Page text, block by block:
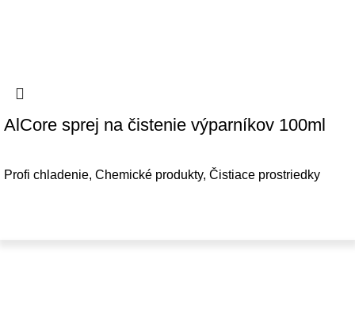
AlCore sprej na čistenie výparníkov 100ml
Profi chladenie, Chemické produkty, Čistiace prostriedky